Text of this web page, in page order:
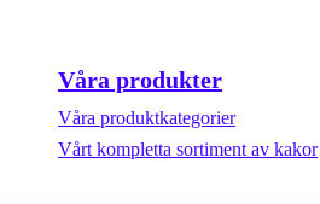
Våra produkter
Våra produktkategorier
Vårt kompletta sortiment av kakor